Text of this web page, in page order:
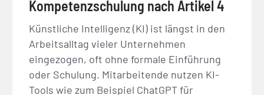
Kompetenzschulung nach Artikel 4
Künstliche Intelligenz (KI) ist längst in den
Arbeitsalltag vieler Unternehmen
eingezogen, oft ohne formale Einführung
oder Schulung. Mitarbeitende nutzen KI-
Tools wie zum Beispiel ChatGPT für